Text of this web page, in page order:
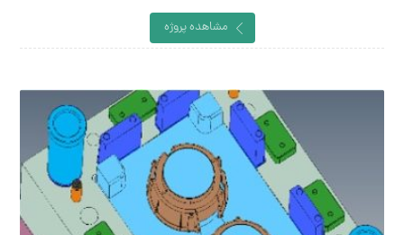
مشاهده پروژه